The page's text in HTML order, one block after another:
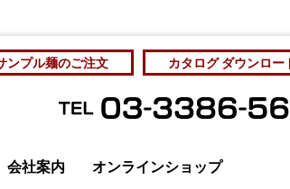
ンプル麺のご注文 カタログ ダウンロー
会社案内 オンラインショップ